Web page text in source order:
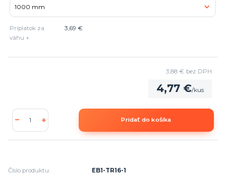
Príplatok za
váhu +
3,69 €
4,77 €/kus
3,88 € bez DPH
Pridať do košíka
Číslo produktu: EB1-TR16-1